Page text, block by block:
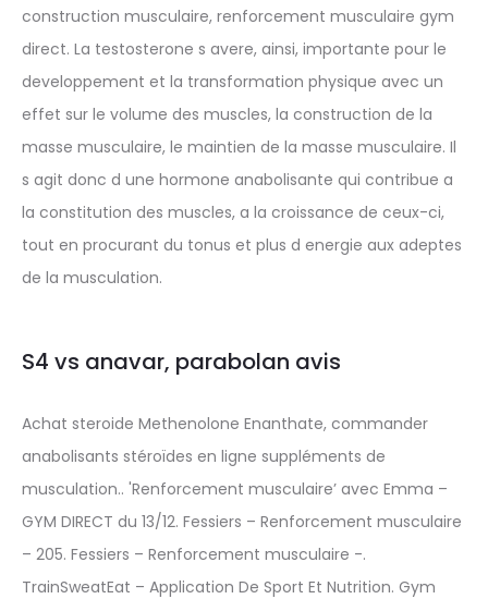
construction musculaire, renforcement musculaire gym
direct. La testosterone s avere, ainsi, importante pour le
developpement et la transformation physique avec un
effet sur le volume des muscles, la construction de la
masse musculaire, le maintien de la masse musculaire. Il
s agit donc d une hormone anabolisante qui contribue a
la constitution des muscles, a la croissance de ceux-ci,
tout en procurant du tonus et plus d energie aux adeptes
de la musculation.
S4 vs anavar, parabolan avis
Achat steroide Methenolone Enanthate, commander
anabolisants stéroïdes en ligne suppléments de
musculation.. 'Renforcement musculaire’ avec Emma –
GYM DIRECT du 13/12. Fessiers – Renforcement musculaire
– 205. Fessiers – Renforcement musculaire -.
TrainSweatEat – Application De Sport Et Nutrition. Gym